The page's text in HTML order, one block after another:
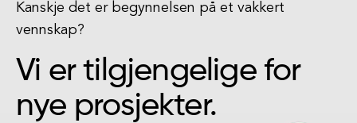
Kanskje det er begynnelsen på et vakkert
vennskap?
Vi er tilgjengelige for
nye prosjekter.